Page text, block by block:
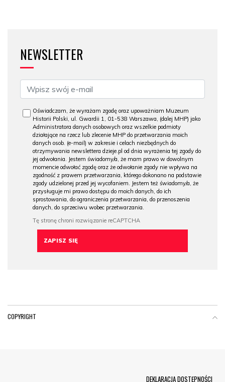
NEWSLETTER
Oświadczam, że wyrażam zgodę oraz upoważniam Muzeum
Historii Polski, ul. Gwardii 1, 01-538 Warszawa, (dalej MHP) jako
Administratora danych osobowych oraz wszelkie podmioty
działające na rzecz lub zlecenie MHP do przetwarzania moich
danych osob. (e-mail) w zakresie i celach niezbędnych do
otrzymywania newslettera dzieje.pl od dnia wyrażenia tej zgody do
jej odwołania. Jestem świadomy/a, że mam prawo w dowolnym
momencie odwołać zgodę oraz że odwołanie zgody nie wpływa na
zgodność z prawem przetwarzania, którego dokonano na podstawie
zgody udzielonej przed jej wycofaniem. Jestem też świadomy/a, że
przysługuje mi prawo dostępu do moich danych, do ich
sprostowania, do ograniczenia przetwarzania, do przenoszenia
danych, do sprzeciwu wobec przetwarzania.
COPYRIGHT
DEKLARACJA DOSTĘPNOŚCI